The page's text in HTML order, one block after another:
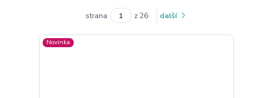
strana z 26 další
Novinka